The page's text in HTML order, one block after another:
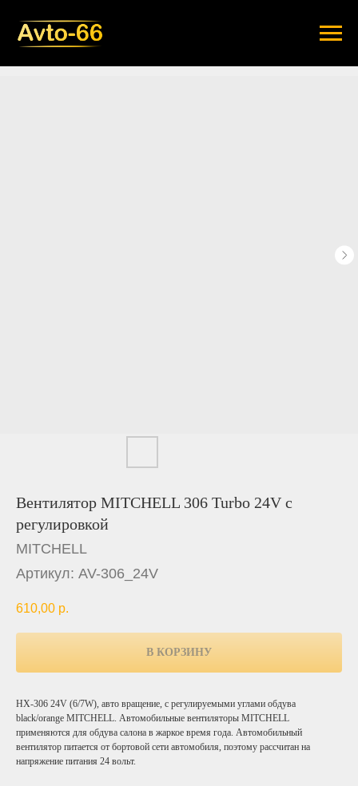
Вентилятор MITCHELL 306 Turbo 24V с
регулировкой
MITCHELL
Артикул: AV-306_24V
610,00 р.
В КОРЗИНУ
HX-306 24V (6/7W), авто вращение, с регулируемыми углами обдува
black/orange MITCHELL. Автомобильные вентиляторы MITCHELL
применяются для обдува салона в жаркое время года. Автомобильный
вентилятор питается от бортовой сети автомобиля, поэтому рассчитан на
напряжение питания 24 вольт.